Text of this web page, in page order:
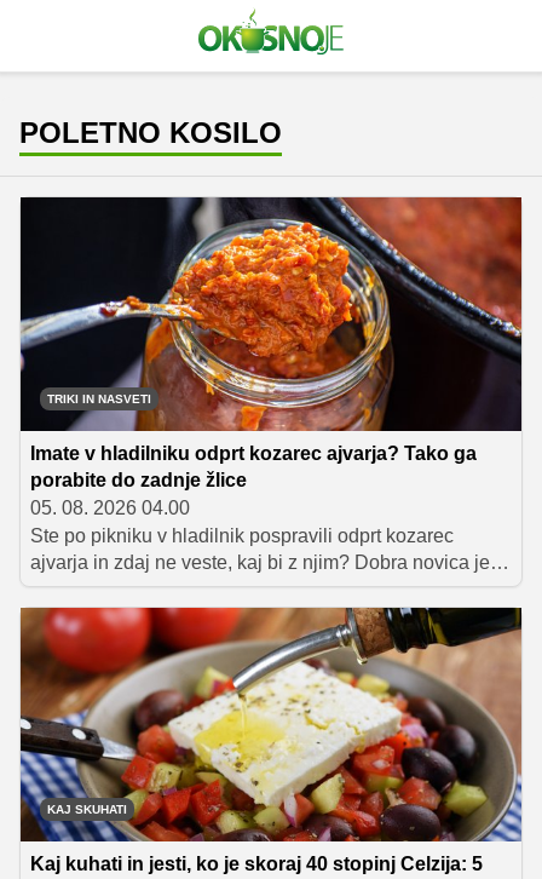
POLETNO KOSILO
TRIKI IN NASVETI
Imate v hladilniku odprt kozarec ajvarja? Tako ga
porabite do zadnje žlice
05. 08. 2026 04.00
Ste po pikniku v hladilnik pospravili odprt kozarec
ajvarja in zdaj ne veste, kaj bi z njim? Dobra novica je,
da je ta priljubljen zelenjavni namaz veliko bolj
vsestranski, kot se zdi na prvi pogled. Z njim lahko
popestrite testenine, omake, sendviče, namaze in
številne druge jedi.
KAJ SKUHATI
Kaj kuhati in jesti, ko je skoraj 40 stopinj Celzija: 5